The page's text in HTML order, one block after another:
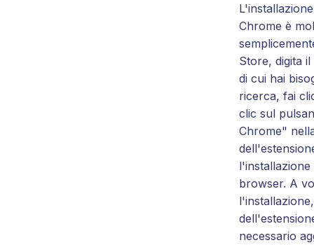
Chrome è
Store, digita
di cui hai
ricerca, fai
clic sul
Chrome"
browser. A
necessario